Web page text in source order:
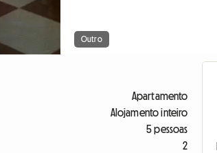
Outro
Apartamento
Alojamento inteiro
5 pessoas
2